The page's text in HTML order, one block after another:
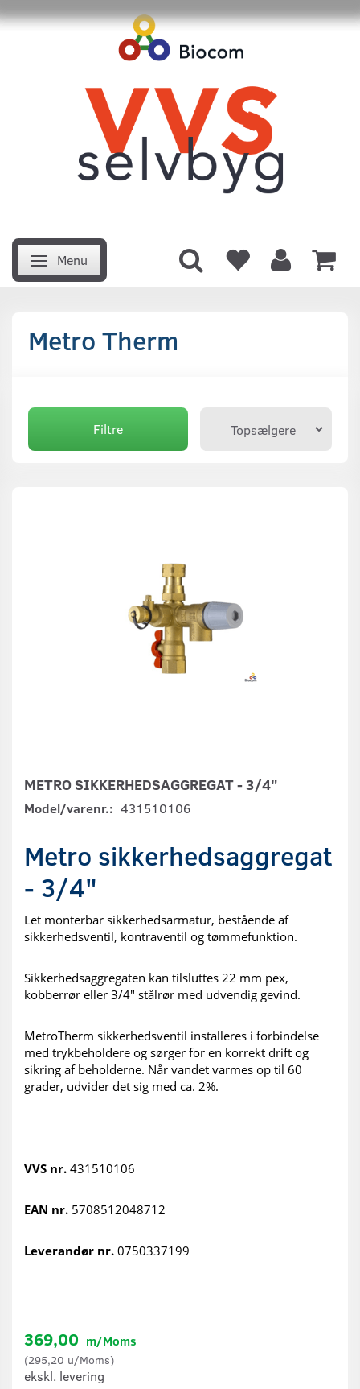
Skifte navigation
Menu
Metro Therm
Filtre
METRO SIKKERHEDSAGGREGAT - 3/4"
Model/varenr.: 431510106
Metro sikkerhedsaggregat
- 3/4"
Let monterbar sikkerhedsarmatur, bestående af
sikkerhedsventil, kontraventil og tømmefunktion.
Sikkerhedsaggregaten kan tilsluttes 22 mm pex,
kobberrør eller 3/4" stålrør med udvendig gevind.
MetroTherm sikkerhedsventil installeres i forbindelse
med trykbeholdere og sørger for en korrekt drift og
sikring af beholderne. Når vandet varmes op til 60
grader, udvider det sig med ca. 2%.
VVS nr. 431510106
EAN nr. 5708512048712
Leverandør nr. 0750337199
369,00 m/Moms
(295,20 u/Moms)
ekskl. levering